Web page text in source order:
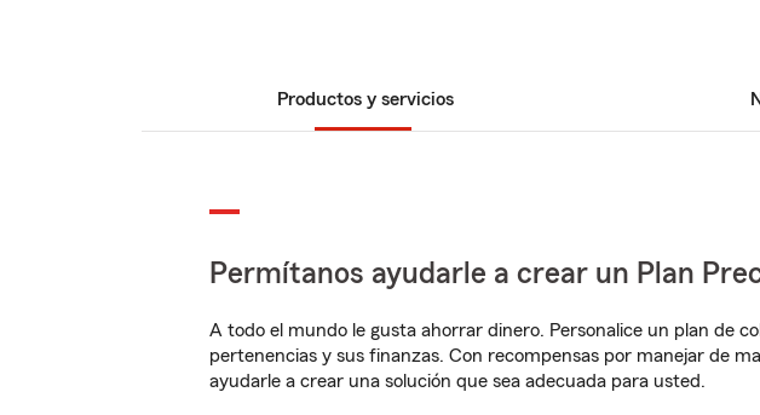
Productos y servicios
Permítanos ayudarle a crear un Plan
A todo el mundo le gusta ahorrar dinero. Personalice un plan de
pertenencias y sus finanzas. Con recompensas por manejar de
ayudarle a crear una solución que sea adecuada para usted.